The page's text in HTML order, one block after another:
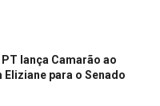
lança Camarão ao
Eliziane para o Senado